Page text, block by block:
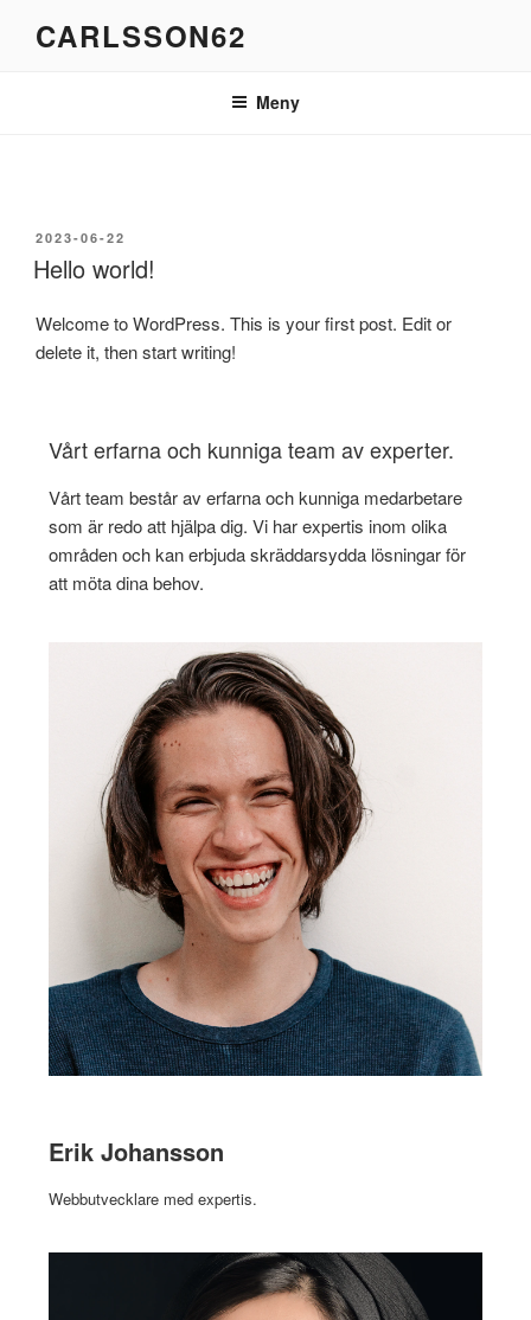
CARLSSON62
Meny
PUBLICERAT
2023-06-22
Hello world!
Welcome to WordPress. This is your first post. Edit or
delete it, then start writing!
Vårt erfarna och kunniga team av experter.
Vårt team består av erfarna och kunniga medarbetare
som är redo att hjälpa dig. Vi har expertis inom olika
områden och kan erbjuda skräddarsydda lösningar för
att möta dina behov.
Erik Johansson
Webbutvecklare med expertis.